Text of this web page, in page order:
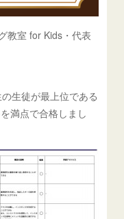
教室 for Kids・代表
生徒が最上位である
満点で合格しまし